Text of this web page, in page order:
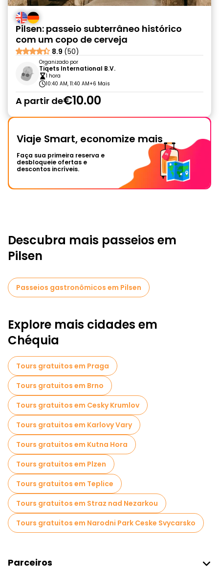
Pilsen: passeio subterrâneo histórico
com um copo de cerveja
8.9 (50)
Organizado por
Tiqets International B.V.
1 hora
10:40 AM, 11:40 AM+6 Mais
A partir de€10.00
Viaje Smart, economize mais
Faça sua primeira reserva e
desbloqueie ofertas e
descontos incríveis.
Descubra mais passeios em
Pilsen
Passeios gastronômicos em Pilsen
Explore mais cidades em
Chéquia
Tours gratuitos em Praga
Tours gratuitos em Brno
Tours gratuitos em Cesky Krumlov
Tours gratuitos em Karlovy Vary
Tours gratuitos em Kutna Hora
Tours gratuitos em Plzen
Tours gratuitos em Teplice
Tours gratuitos em Straz nad Nezarkou
Tours gratuitos em Narodni Park Ceske Svycarsko
Parceiros